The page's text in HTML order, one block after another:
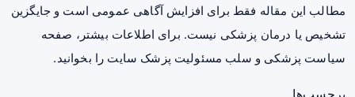
مطالب این مقاله فقط برای افزایش آگاهی عمومی است و جایگزین
تشخیص یا درمان پزشکی نیست. برای اطلاعات بیشتر، صفحه
سیاست پزشکی و سلب مسئولیت پزشک سایت را بخوانید.
برچسب‌ها